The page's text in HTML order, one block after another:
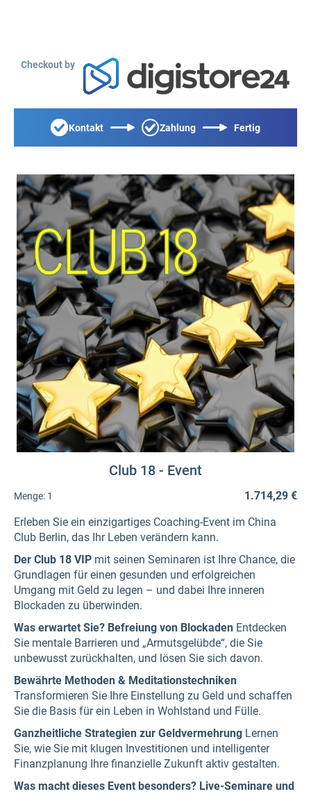
Checkout by
Kontakt Zahlung Fertig
Club 18 - Event
Menge: 1
1.714,29 €
Erleben Sie ein einzigartiges Coaching-Event im China
Club Berlin, das Ihr Leben verändern kann.
Der Club 18 VIP mit seinen Seminaren ist Ihre Chance, die
Grundlagen für einen gesunden und erfolgreichen
Umgang mit Geld zu legen – und dabei Ihre inneren
Blockaden zu überwinden.
Was erwartet Sie? Befreiung von Blockaden Entdecken
Sie mentale Barrieren und „Armutsgelübde“, die Sie
unbewusst zurückhalten, und lösen Sie sich davon.
Bewährte Methoden & Meditationstechniken
Transformieren Sie Ihre Einstellung zu Geld und schaffen
Sie die Basis für ein Leben in Wohlstand und Fülle.
Ganzheitliche Strategien zur Geldvermehrung Lernen
Sie, wie Sie mit klugen Investitionen und intelligenter
Finanzplanung Ihre finanzielle Zukunft aktiv gestalten.
Was macht dieses Event besonders? Live-Seminare und